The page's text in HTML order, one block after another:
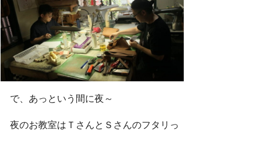
で、あっという間に夜～
夜のお教室はＴさんとＳさんのフタリっ